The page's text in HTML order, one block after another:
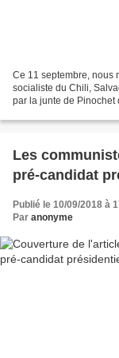
Ce 11 septembre, nous
socialiste du Chili,
par la junte de Pinochet
Les
pré-candidat
Publié le 10/09/2018 à
Par anonyme